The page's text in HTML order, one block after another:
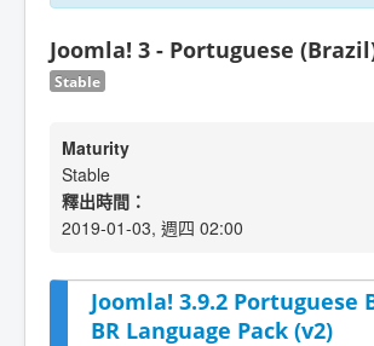
Joomla! 3 - Portuguese
Stable
Maturity
Stable
釋出時間：
2019-01-03, 週四 02:00
Joomla! 3.9.2 Portuguese
BR Language Pack (v2)